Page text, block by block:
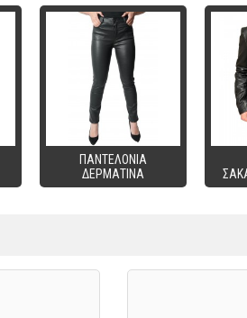
ΠΑΝΤΕΛΟΝΙΑ
ΔΕΡΜΑΤΙΝΑ